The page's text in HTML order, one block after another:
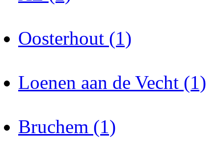
Oosterhout (1)
Loenen aan de Vecht (1)
Bruchem (1)